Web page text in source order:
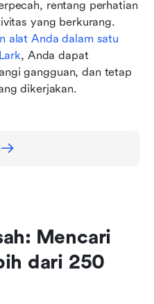
rentang perhatian
alat Anda dalam satu
, Anda dapat
gangguan, dan tetap
dikerjakan.
Mencari
dari 250